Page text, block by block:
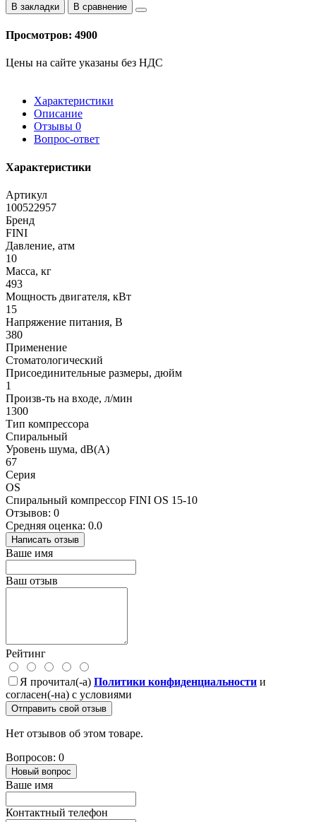
В закладки В сравнение
Просмотров: 4900
Цены на сайте указаны без НДС
Характеристики
Описание
Отзывы 0
Вопрос-ответ
Характеристики
Артикул
100522957
Бренд
FINI
Давление, атм
10
Масса, кг
493
Мощность двигателя, кВт
15
Напряжение питания, В
380
Применение
Стоматологический
Присоединительные размеры, дюйм
1
Произв-ть на входе, л/мин
1300
Тип компрессора
Спиральный
Уровень шума, dB(A)
67
Серия
OS
Спиральный компрессор FINI OS 15-10
Отзывов: 0
Средняя оценка: 0.0
Написать отзыв
Ваше имя
Ваш отзыв
Рейтинг
Я прочитал(-а) Политики конфиденциальности и
согласен(-на) с условиями
Отправить свой отзыв
Нет отзывов об этом товаре.
Вопросов: 0
Новый вопрос
Ваше имя
Контактный телефон